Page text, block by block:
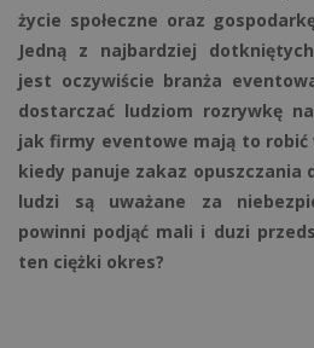
życie społeczne oraz
Jedną z najbardziej
jest oczywiście branża
dostarczać ludziom rozrywkę
jak firmy eventowe mają to robić
kiedy panuje zakaz opuszczania
ludzi są uważane za
powinni podjąć mali i duzi
ten ciężki okres?